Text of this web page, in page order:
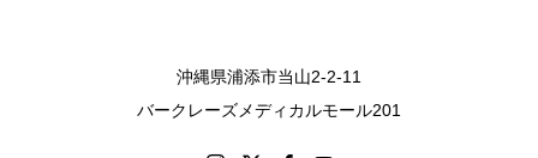
沖縄県浦添市当山2-2-11
バークレーズメディカルモール201